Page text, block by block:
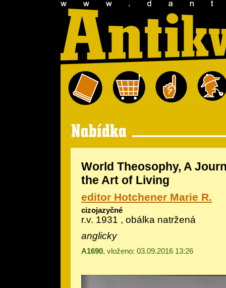
World Theosophy, A
the Art of Living
editor Hotchener Marie R.
cizojazyčné
r.v. 1931 , obálka natržená
anglicky
A1690, vloženo: 03.09.2016 13:26